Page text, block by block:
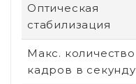
Оптическая
стабилизация
Макс. количество
кадров в секунду